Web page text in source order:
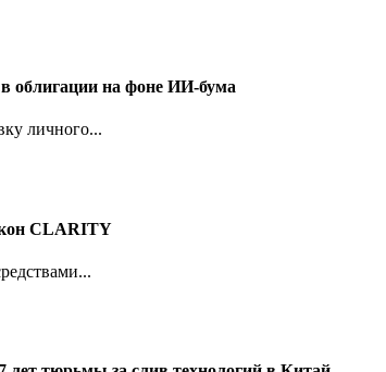
облигации на фоне ИИ-бума
личного...
CLARITY